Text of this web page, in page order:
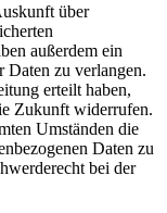
über
außerdem ein
Daten zu verlangen.
erteilt haben,
Zukunft widerrufen.
Umständen die
Daten zu
bei der